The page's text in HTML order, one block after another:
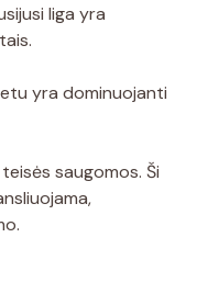
liga yra
yra dominuojanti
saugomos. Ši